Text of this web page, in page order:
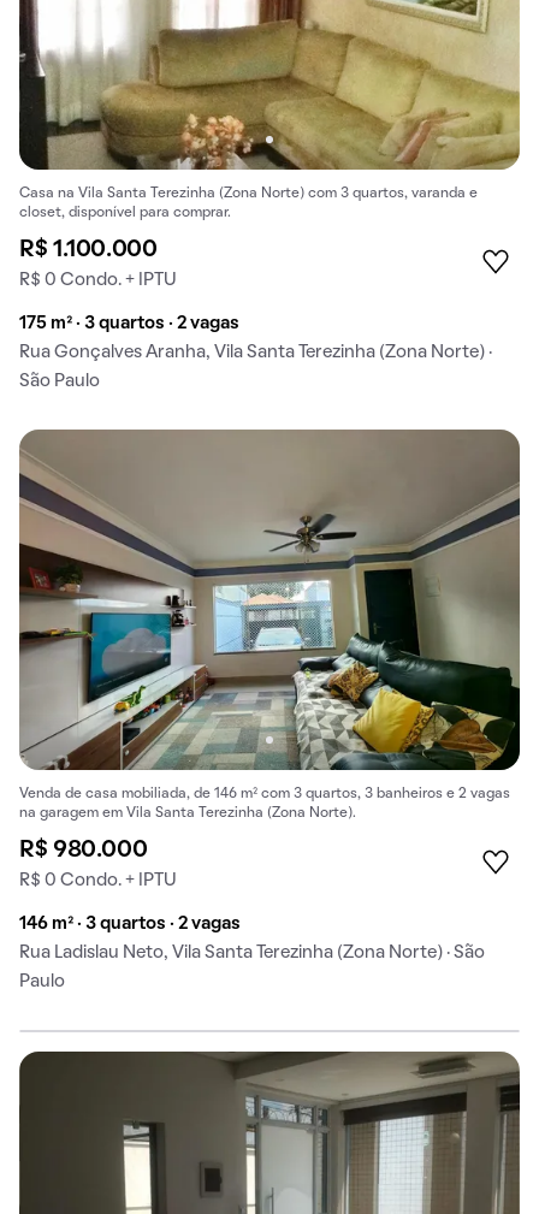
Casa na Vila Santa Terezinha (Zona Norte) com 3 quartos, varanda e
closet, disponível para comprar.
R$ 1.100.000
R$ 0 Condo. + IPTU
175 m² · 3 quartos · 2 vagas
Rua Gonçalves Aranha, Vila Santa Terezinha (Zona Norte) ·
São Paulo
Venda de casa mobiliada, de 146 m² com 3 quartos, 3 banheiros e 2 vagas
na garagem em Vila Santa Terezinha (Zona Norte).
R$ 980.000
R$ 0 Condo. + IPTU
146 m² · 3 quartos · 2 vagas
Rua Ladislau Neto, Vila Santa Terezinha (Zona Norte) · São
Paulo